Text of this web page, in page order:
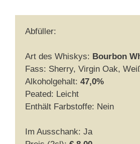
Abfüller:
Art des Whiskys: Bourbon
Fass: Sherry, Virgin Oak,
Alkoholgehalt: 47,0%
Peated: Leicht
Enthält Farbstoffe: Nein
Im Ausschank: Ja